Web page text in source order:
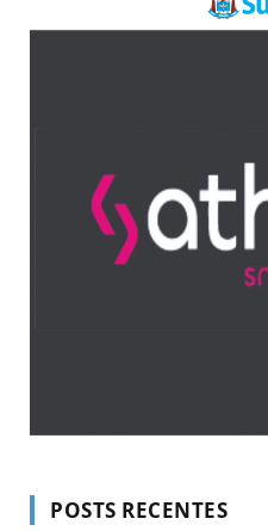
POSTS RECENTES